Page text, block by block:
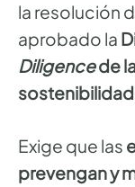
la resolución
aprobado la
Diligencede
Exige que las
prevengan y